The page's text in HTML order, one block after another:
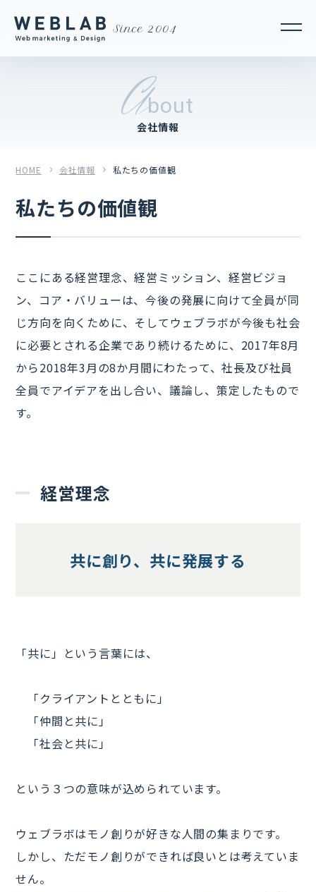
Since 2004
About
会社情報
HOME 会社情報 私たちの価値観
私たちの価値観
ここにある経営理念、経営ミッション、経営ビジョ
ン、コア・バリューは、今後の発展に向けて全員が同
じ方向を向くために、そしてウェブラボが今後も社会
に必要とされる企業であり続けるために、2017年8月
から2018年3月の8か月間にわたって、社長及び社員
全員でアイデアを出し合い、議論し、策定したもので
す。
経営理念
共に創り、共に発展する
「共に」という言葉には、
「クライアントとともに」
「仲間と共に」
「社会と共に」
という３つの意味が込められています。
ウェブラボはモノ創りが好きな人間の集まりです。
しかし、ただモノ創りができれば良いとは考えていま
せん。